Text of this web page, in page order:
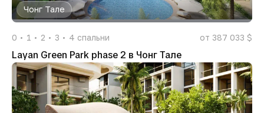
Чонг Тале
0 1 2 3 4 спальни от 387 033 $
Layan Green Park phase 2 в Чонг Тале